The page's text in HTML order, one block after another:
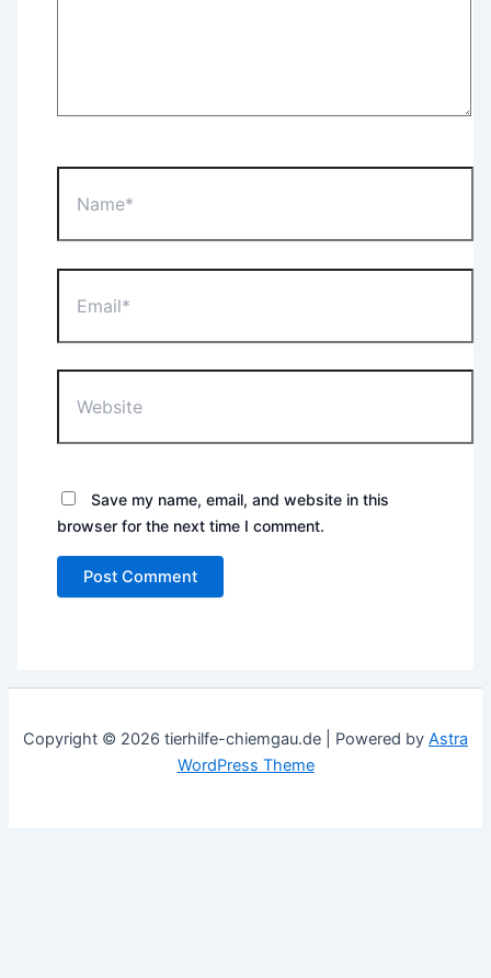
Save my name, email, and website in this
browser for the next time I comment.
Copyright © 2026 tierhilfe-chiemgau.de | Powered by Astra
WordPress Theme